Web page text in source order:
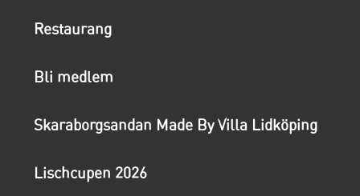
Restaurang
Bli medlem
Skaraborgsandan Made By Villa Lidköping
Lischcupen 2026